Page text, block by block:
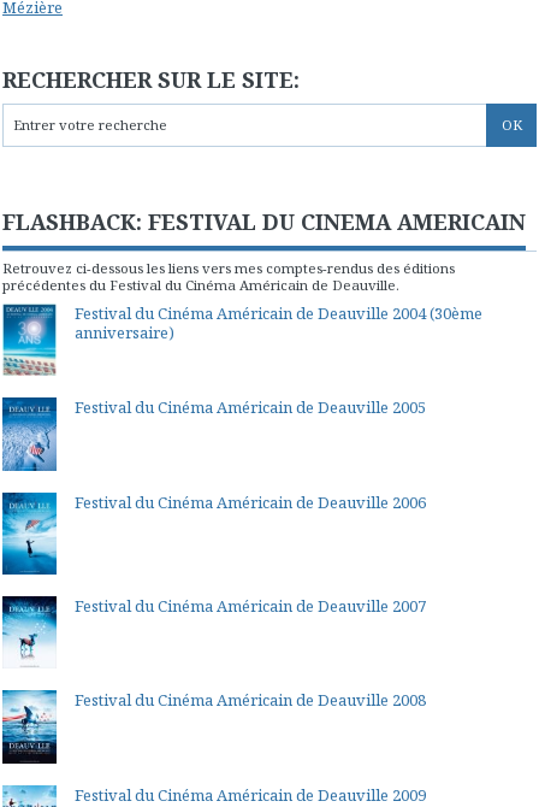
Mézière
RECHERCHER SUR LE SITE:
FLASHBACK: FESTIVAL DU CINEMA AMERICAIN
Retrouvez ci-dessous les liens vers mes comptes-rendus des éditions
précédentes du Festival du Cinéma Américain de Deauville.
Festival du Cinéma Américain de Deauville 2004 (30ème
anniversaire)
Festival du Cinéma Américain de Deauville 2005
Festival du Cinéma Américain de Deauville 2006
Festival du Cinéma Américain de Deauville 2007
Festival du Cinéma Américain de Deauville 2008
Festival du Cinéma Américain de Deauville 2009